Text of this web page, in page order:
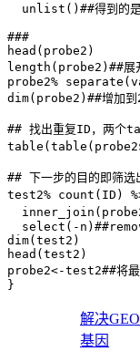
unlist()##得到的
###
head(probe2)
length(probe2)##展开
probe2%
dim(probe2)##增加到
## 找出重复ID，两个
## 下一步的目的即筛选
test2% count(ID)
select(-
dim(test2)
head(test2)
probe2<-test2##将最
}
解决
基因